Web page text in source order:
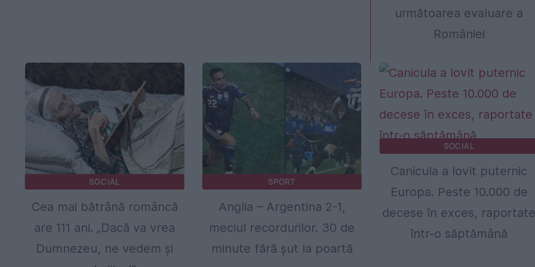
următoarea evaluare a
României
SOCIAL
Cea mai bătrână româncă
are 111 ani. „Dacă va vrea
Dumnezeu, ne vedem și
SPORT
Anglia – Argentina 2-1,
meciul recordurilor. 30 de
minute fără șut la poartă
SOCIAL
Canicula a lovit puternic
Europa. Peste 10.000 de
decese în exces,
într-o săptămână